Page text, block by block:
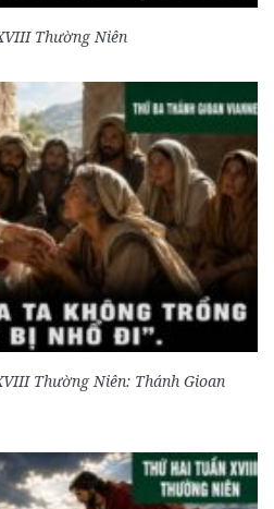
Thường Niên
Thường Niên: Thánh Gioan